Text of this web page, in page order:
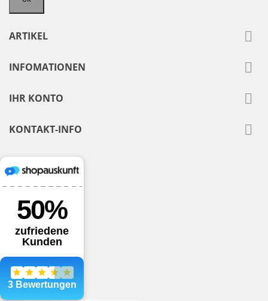
ARTIKEL 
INFOMATIONEN 
IHR KONTO 
KONTAKT-INFO 